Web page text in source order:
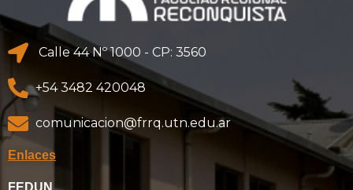
Calle 44 Nº 1000 - CP: 3560
+54 3482 420048
comunicacion@frrq.utn.edu.ar
Enlaces
FEDUN